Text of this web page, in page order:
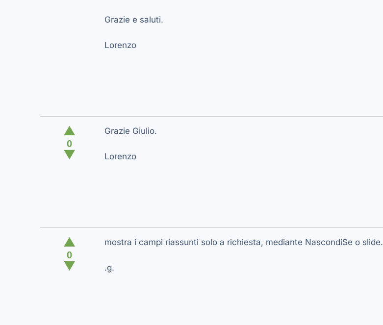
Grazie e saluti.
Lorenzo
▲
0
▼
Grazie Giulio.
Lorenzo
▲
0
▼
mostra i campi riassunti solo a richiesta, mediante NascondiSe o slide.
.g.